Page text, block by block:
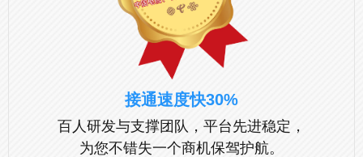
接通速度快30%
百人研发与支撑团队，平台先进稳定，
为您不错失一个商机保驾护航。